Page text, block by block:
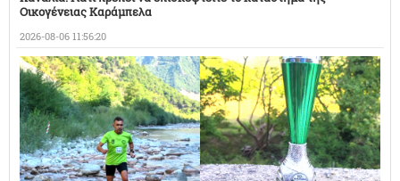
Οικογένειας Καράμπελα
2026-08-06 11:56:20